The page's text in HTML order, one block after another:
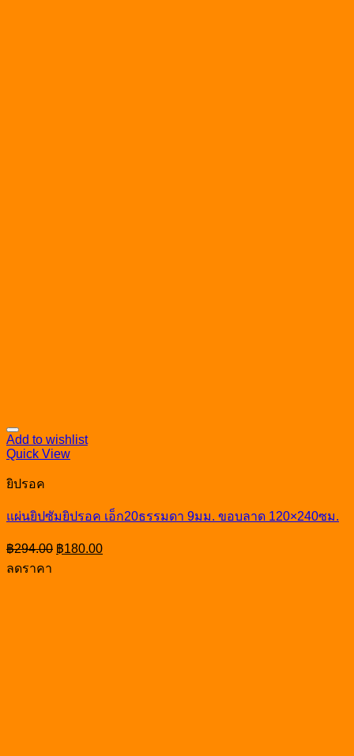
Add to wishlist
Quick View
ยิปรอค
แผ่นยิปซัมยิปรอค เอ็ก20ธรรมดา 9มม. ขอบลาด 120×240ซม.
฿294.00 Original
price
฿180.00Current
price
ลดราคา